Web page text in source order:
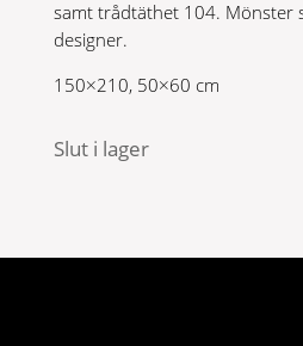
samt trådtäthet 104. Mönster
designer.
150×210, 50×60 cm
Slut i lager